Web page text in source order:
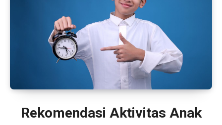
Rekomendasi Aktivitas Anak